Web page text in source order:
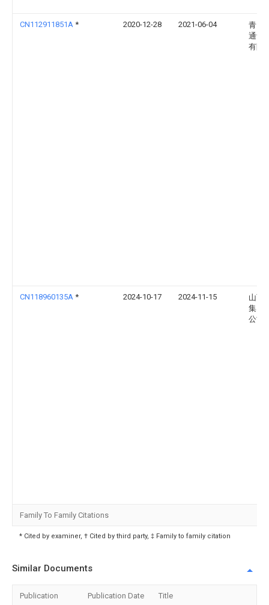
CN112911851A * 2020-12-28 2021-06-04
青岛
通讯
有限
CN118960135A * 2024-10-17 2024-11-15
山西
集团
公司
Family To Family Citations
* Cited by examiner, † Cited by third party, ‡ Family to family citation
Similar Documents
Publication Publication Date Title